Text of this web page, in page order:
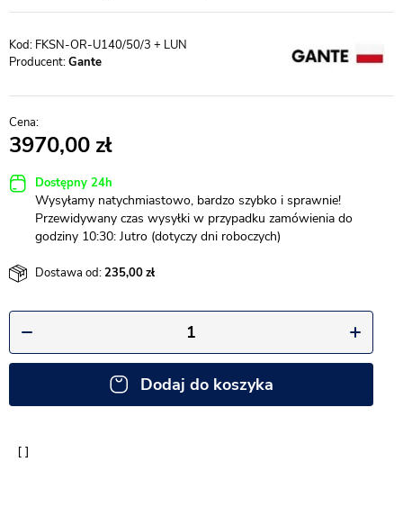
FKSN-OR-U140/50/3 + LUN
Producent:Gante
3970,00
Dostępny 24h
Wysyłamy natychmiastowo, bardzo szybko i sprawnie!
Przewidywany czas wysyłki w przypadku zamówienia do
godziny 10:30: Jutro (dotyczy dni roboczych)
Dostawa od:235,00
Dodaj do koszyka